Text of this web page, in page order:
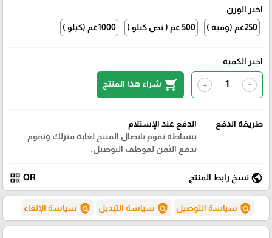
اختر الوزن
250غم (وقيه )
500 غم ( نص كيلو ) 1000غم (كيلو )
اختر الكمية
-
+
shopping_cart شراء هذا المنتج
طريقة الدفع
الدفع عند الإستلام
ببساطة نقوم بايصال المنتج لغاية منزلك وتقوم
بدفع الثمن لموظف التوصيل.
public نسخ رابط المنتج QR
qr_code
policy سياسة التوصيل policy سياسة التبديل policy سياسة الإلغاء